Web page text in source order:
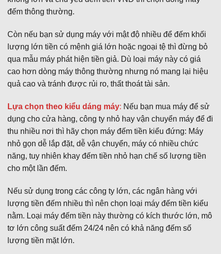
đếm thông thường.
Còn nếu bạn sử dụng máy với mật độ nhiều để đếm khối
lượng lớn tiền có mệnh giá lớn hoặc ngoại tệ thì đừng bỏ
qua mẫu máy phát hiện tiền giả. Dù loại máy này có giá
cao hơn dòng máy thông thường nhưng nó mang lại hiệu
quả cao và tránh được rủi ro, thất thoát tài sản.
Lựa chọn theo kiểu dáng máy: Nếu bạn mua máy để sử
dụng cho cửa hàng, công ty nhỏ hay vận chuyển máy để đi
thu nhiều nơi thì hãy chọn máy đếm tiền kiểu đứng: Máy
nhỏ gọn dễ lắp đặt, dễ vận chuyển, máy có nhiều chức
năng, tuy nhiên khay đếm tiền nhỏ hạn chế số lượng tiền
cho một lần đếm.
Nếu sử dụng trong các công ty lớn, các ngân hàng với
lượng tiền đếm nhiều thì nên chọn loại máy đếm tiền kiểu
nằm. Loại máy đếm tiền này thường có kích thước lớn, mô
tơ lớn công suất đếm 24/24 nên có khả năng đếm số
lượng tiền mặt lớn.